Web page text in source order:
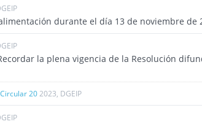
durante el día 13 de noviembre de
la plena vigencia de la Resolución
Circular 202023, DGEIP